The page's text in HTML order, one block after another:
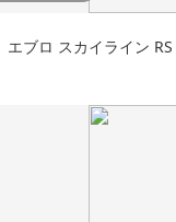
エブロ スカイライン